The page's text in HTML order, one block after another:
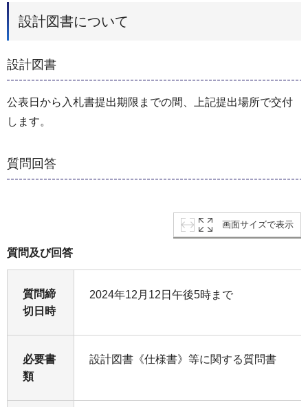
設計図書について
設計図書
公表日から入札書提出期限までの間、上記提出場所で交付
します。
質問回答
画面サイズで表示
質問及び回答
質問締
切日時
2024年12月12日午後5時まで
必要書
類
設計図書《仕様書》等に関する質問書